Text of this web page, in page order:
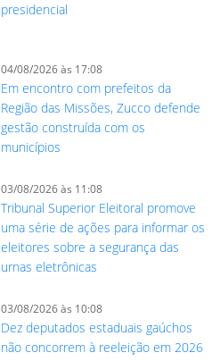
presidencial
04/08/2026 às 17:08
Em encontro com prefeitos da
Região das Missões, Zucco defende
gestão construída com os
municípios
03/08/2026 às 11:08
Tribunal Superior Eleitoral promove
uma série de ações para informar os
eleitores sobre a segurança das
urnas eletrônicas
03/08/2026 às 10:08
Dez deputados estaduais gaúchos
não concorrem à reeleição em 2026